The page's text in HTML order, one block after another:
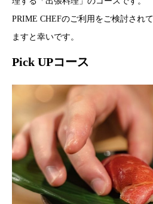
PRIME CHEFのご利用をご検討され
ますと幸いです。
Pick UPコース